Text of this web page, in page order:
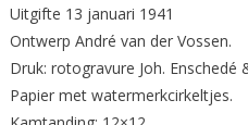
Uitgifte 13 januari 1941
Ontwerp André van der Vossen.
Druk: rotogravure Joh. Enschedé
Papier met watermerkcirkeltjes.